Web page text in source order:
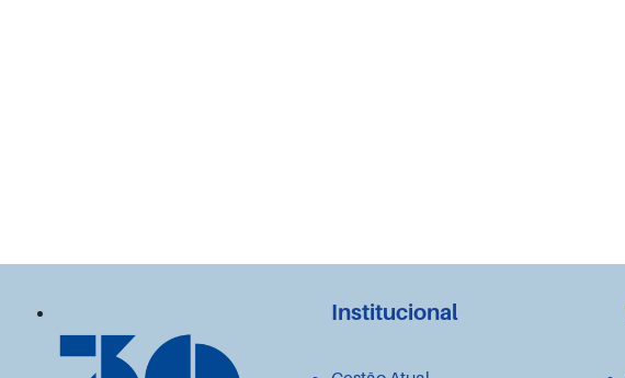
Institucional